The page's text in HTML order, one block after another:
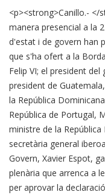
<p><strong>Canillo.- </
manera presencial a la
d'estat i de govern han
que s'ha ofert a la
Felip VI; el president
president de
la República
República de Portugal,
ministre de la
secretària general
Govern, Xavier Espot,
plenària que arrenca a
per aprovar la